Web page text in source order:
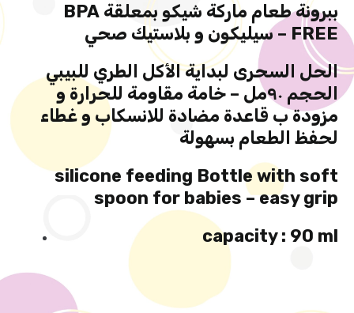
ببرونة طعام ماركة شيكو بمعلقة BPA
FREE – سيليكون و بلاستيك صحي
الحل السحرى لبداية الأكل الطري للبيبي
الحجم ٩٠مل – خامة مقاومة للحرارة و
مزودة ب قاعدة مضادة للانسكاب و غطاء
لحفظ الطعام بسهولة
silicone feeding Bottle with soft
spoon for babies – easy grip
capacity : 90 ml